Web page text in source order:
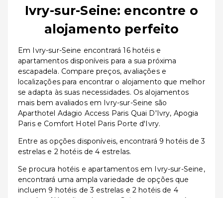
Ivry-sur-Seine: encontre o
alojamento perfeito
Em Ivry-sur-Seine encontrará 16 hotéis e
apartamentos disponíveis para a sua próxima
escapadela. Compare preços, avaliações e
localizações para encontrar o alojamento que melhor
se adapta às suas necessidades. Os alojamentos
mais bem avaliados em Ivry-sur-Seine são
Aparthotel Adagio Access Paris Quai D'Ivry, Apogia
Paris e Comfort Hotel Paris Porte d'Ivry.
Entre as opções disponíveis, encontrará 9 hotéis de 3
estrelas e 2 hotéis de 4 estrelas.
Se procura hotéis e apartamentos em Ivry-sur-Seine,
encontrará uma ampla variedade de opções que
incluem 9 hotéis de 3 estrelas e 2 hotéis de 4